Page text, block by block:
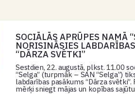
SOCIĀLĀS APRŪPES NAMĀ
NORISINĀSIES
“DĀRZA SVĒTKI”
Sestdien, 22. augustā, plkst. 11.00
“Selga” (turpmāk – SAN “Selga”)
labdarības pasākums “Dārza
mērķi sniegt mājas un kopības